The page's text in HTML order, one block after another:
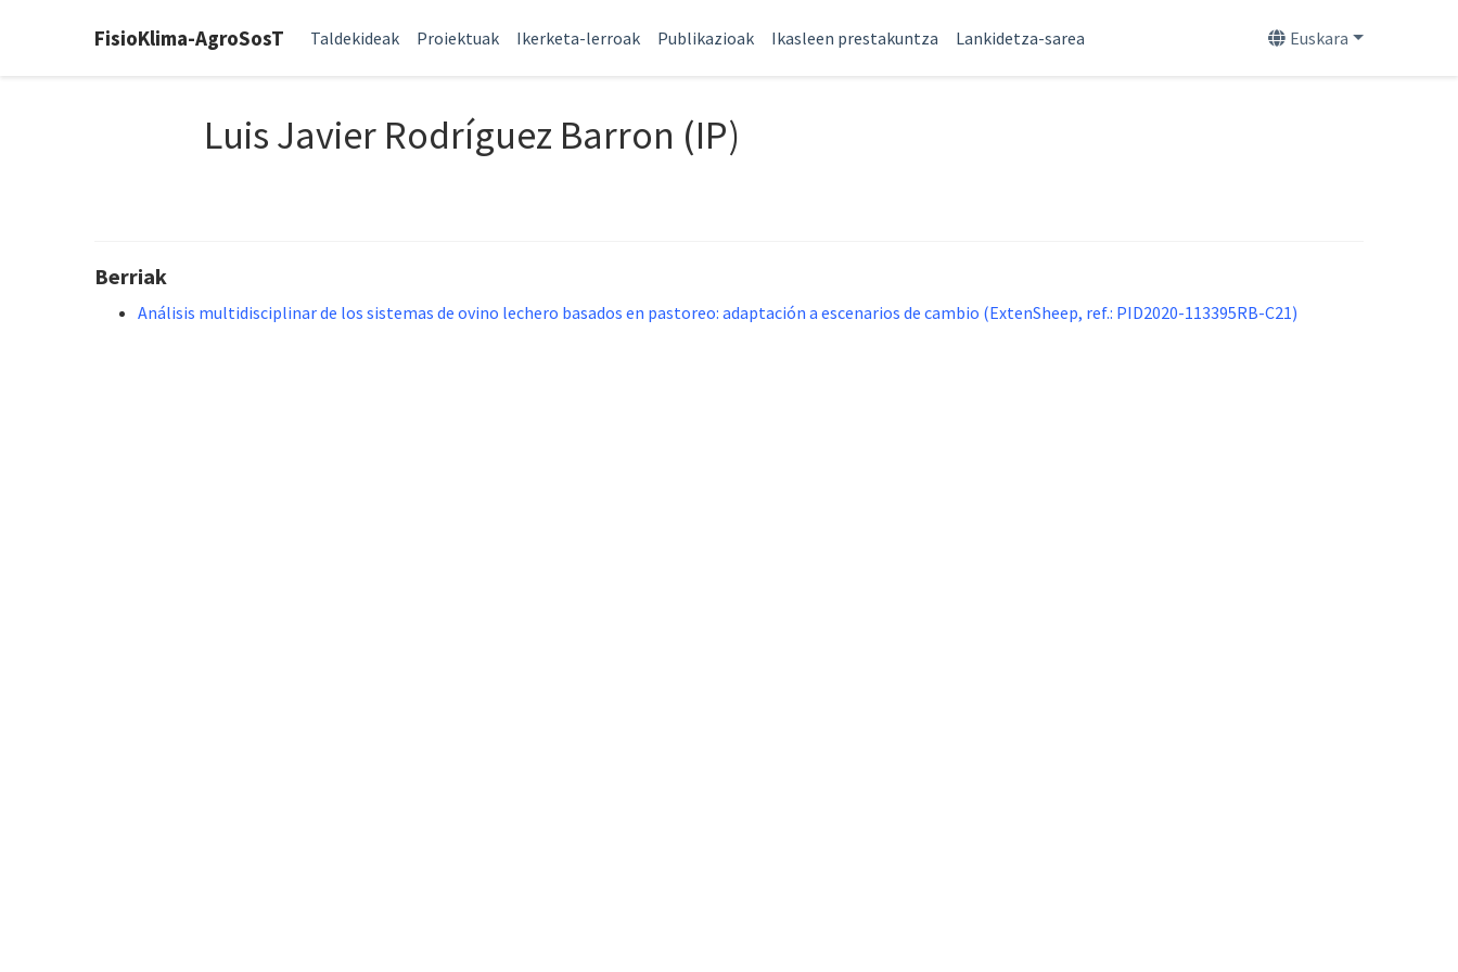
FisioKlima-AgroSosT Taldekideak Proiektuak Ikerketa-lerroak Publikazioak Ikasleen prestakuntza Lankidetza-sarea Euskara
Luis Javier Rodríguez Barron (IP)
Berriak
Análisis multidisciplinar de los sistemas de ovino lechero basados en pastoreo: adaptación a escenarios de cambio (ExtenSheep, ref.: PID2020-113395RB-C21)